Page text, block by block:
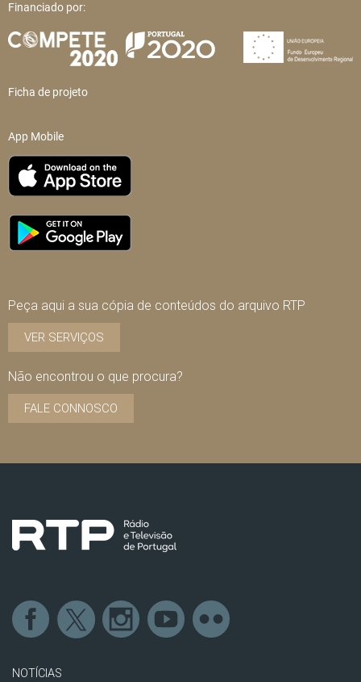
Financiado por:
Ficha de projeto
App Mobile
Peça aqui a sua cópia de conteúdos do arquivo RTP
VER SERVIÇOS
Não encontrou o que procura?
FALE CONNOSCO
NOTÍCIAS